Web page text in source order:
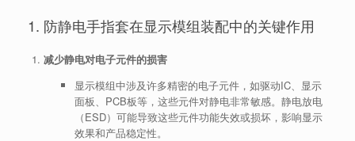
1. 防静电手指套在显示模组装配中的关键作用
减少静电对电子元件的损害
显示模组中涉及许多精密的电子元件，如驱动IC、显示
面板、PCB板等，这些元件对静电非常敏感。静电放电
（ESD）可能导致这些元件功能失效或损坏，影响显示
效果和产品稳定性。